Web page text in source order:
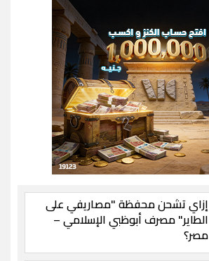
إزاي تشحن محفظة "مصاريفي على
الطاير" مصرف أبوظبي الإسلامي –
مصر؟